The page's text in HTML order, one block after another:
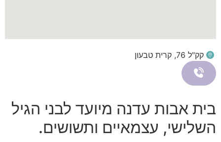
קק"ל 76, קרית טבעון
בית אבות עדנה מיועד לבני הגיל
השלישי, עצמאיים ותשושים.